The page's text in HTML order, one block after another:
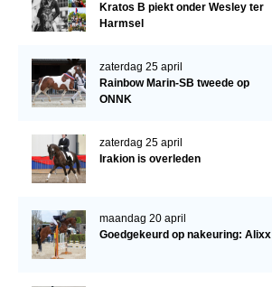
Cornage
WBSFH
Zoek een hengst
Hengstenselectie
Informatie Hengstenkeuring
Kratos B piekt onder Wesley ter
Harmsel
zaterdag 25 april
Rainbow Marin-SB tweede op
ONNK
zaterdag 25 april
Irakion is overleden
maandag 20 april
Goedgekeurd op nakeuring: Alixx